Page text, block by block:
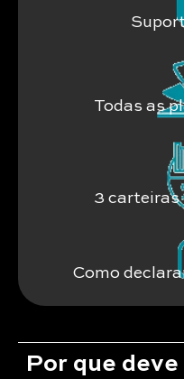
Todas as
3 carteiras
Como
Por que